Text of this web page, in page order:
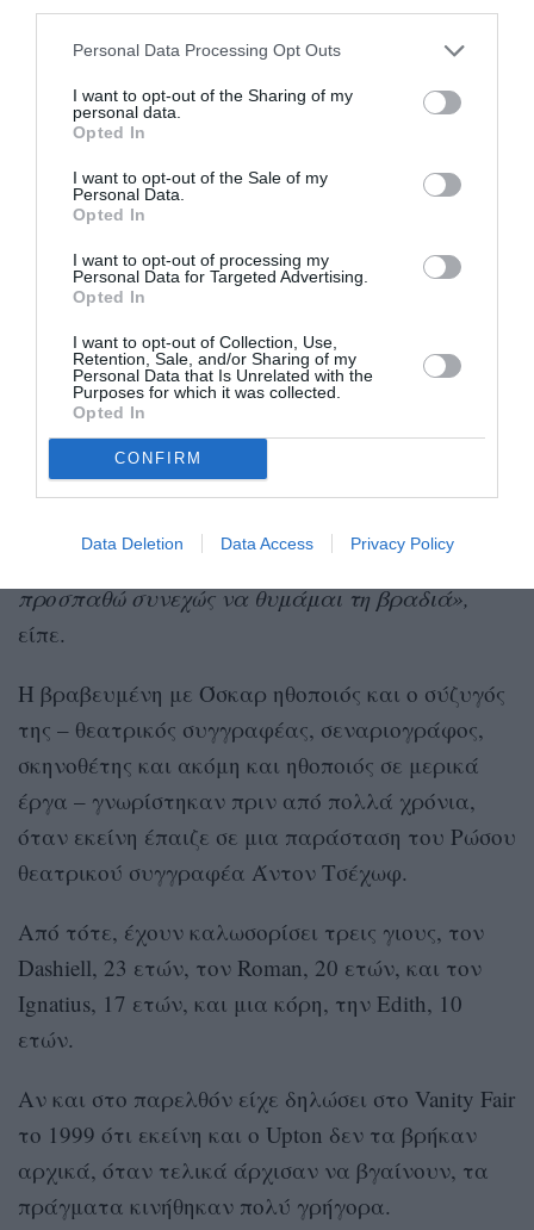
Personal Data Processing Opt Outs
I want to opt-out of the Sharing of my
personal data.
Opted In
I want to opt-out of the Sale of my
Personal Data.
Opted In
I want to opt-out of processing my
Personal Data for Targeted Advertising.
Opted In
I want to opt-out of Collection, Use,
Retention, Sale, and/or Sharing of my
Personal Data that Is Unrelated with the
Purposes for which it was collected.
Opted In
CONFIRM
Data Deletion Data Access Privacy Policy
Στη συνέχει περιέγραψε τη μία φωτογραφία που
του συζύγου της να μπαίνουν στο
αυτοκίνητο,
πολύ καλά εκείνο το βράδυ.
τόσο χαλαρή συζητώντας τη στιγμή, όπως είναι
τώρα.
«Ήμουν τόσο απογοητεύμένη και τόσο
αναστατωμένη και έκλαιγα τότε που δεν είχαμε
φωτογραφίες, αλλά τελικά είμαι αρκετά
ευχαριστημένη που δεν έχω φωτογραφίες, γιατί
προσπαθώ συνεχώς να θυμάμαι τη βραδιά»,
είπε.
Η βραβευμένη με Όσκαρ ηθοποιός και ο σύζυγός
της – θεατρικός συγγραφέας, σεναριογράφος,
σκηνοθέτης και ακόμη και ηθοποιός σε μερικά
έργα – γνωρίστηκαν πριν από πολλά χρόνια,
όταν εκείνη έπαιζε σε μια παράσταση του Ρώσου
θεατρικού συγγραφέα Άντον Τσέχωφ.
Από τότε, έχουν καλωσορίσει τρεις γιους, τον
Dashiell, 23 ετών, τον Roman, 20 ετών, και τον
Ignatius, 17 ετών, και μια κόρη, την Edith, 10
ετών.
Αν και στο παρελθόν είχε δηλώσει στο Vanity Fair
το 1999 ότι εκείνη και ο Upton δεν τα βρήκαν
αρχικά, όταν τελικά άρχισαν να βγαίνουν, τα
πράγματα κινήθηκαν πολύ γρήγορα.